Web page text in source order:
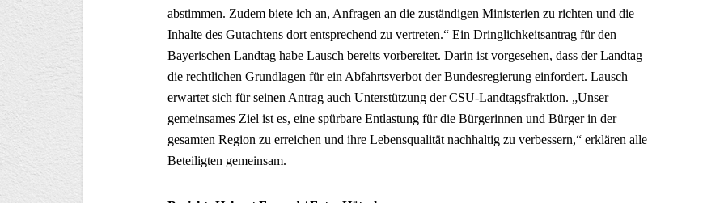
abstimmen. Zudem biete ich an, Anfragen an die zuständigen Ministerien zu richten und die
Inhalte des Gutachtens dort entsprechend zu vertreten.“ Ein Dringlichkeitsantrag für den
Bayerischen Landtag habe Lausch bereits vorbereitet. Darin ist vorgesehen, dass der Landtag
die rechtlichen Grundlagen für ein Abfahrtsverbot der Bundesregierung einfordert. Lausch
erwartet sich für seinen Antrag auch Unterstützung der CSU-Landtagsfraktion. „Unser
gemeinsames Ziel ist es, eine spürbare Entlastung für die Bürgerinnen und Bürger in der
gesamten Region zu erreichen und ihre Lebensqualität nachhaltig zu verbessern,“ erklären alle
Beteiligten gemeinsam.